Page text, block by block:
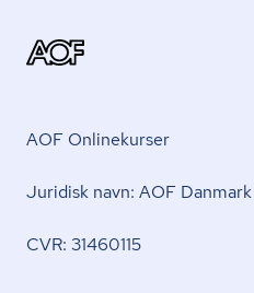
AOF Onlinekurser
Juridisk navn: AOF Danmark
CVR: 31460115